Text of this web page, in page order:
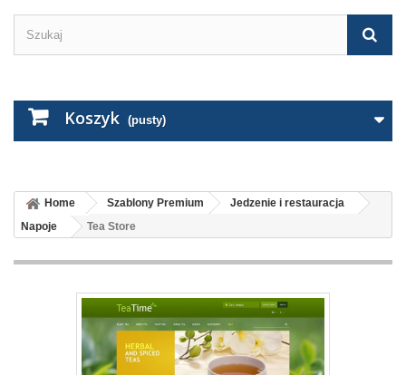
Koszyk (pusty)
Home Szablony Premium
Jedzenie i restauracja
Napoje
Tea Store